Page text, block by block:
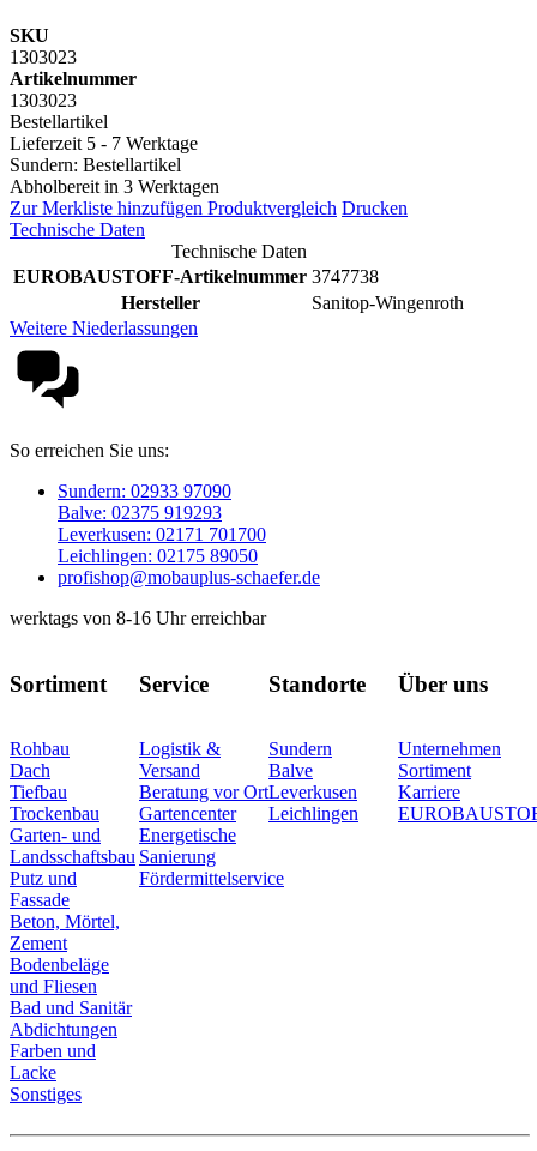
SKU
1303023
Artikelnummer
1303023
Bestellartikel
Lieferzeit 5 - 7 Werktage
Sundern: Bestellartikel
Abholbereit in 3 Werktagen
Zur Merkliste hinzufügen Produktvergleich Drucken
Technische Daten
Technische Daten
EUROBAUSTOFF-Artikelnummer 3747738
Hersteller
Sanitop-Wingenroth
Weitere Niederlassungen
So erreichen Sie uns:
Sundern: 02933 97090
Balve: 02375 919293
Leverkusen: 02171 701700
Leichlingen: 02175 89050
profishop@mobauplus-schaefer.de
werktags von 8-16 Uhr erreichbar
Sortiment
Rohbau
Dach
Tiefbau
Trockenbau
Garten- und
Landsschaftsbau
Putz und
Fassade
Beton, Mörtel,
Zement
Bodenbeläge
und Fliesen
Bad und Sanitär
Abdichtungen
Farben und
Lacke
Sonstiges
Service
Logistik &
Versand
Beratung vor Ort
Gartencenter
Energetische
Sanierung
Fördermittelservice
Standorte
Sundern
Balve
Leverkusen
Leichlingen
Über uns
Unternehmen
Sortiment
Karriere